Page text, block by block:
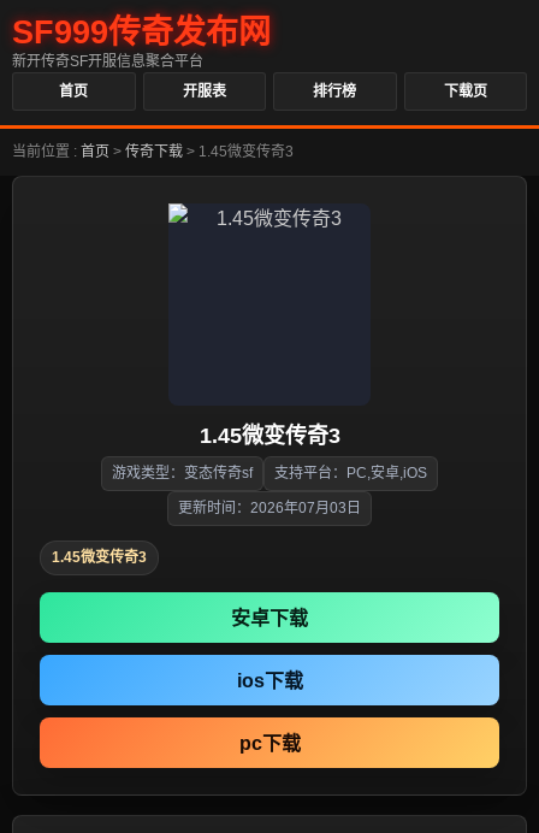
SF999传奇发布网
新开传奇SF开服信息聚合平台
首页
开服表 排行榜 下载页
当前位置 : 首页 > 传奇下载 > 1.45微变传奇3
1.45微变传奇3
游戏类型：变态传奇sf 支持平台：PC,安卓,iOS
更新时间：2026年07月03日
1.45微变传奇3
安卓下载
ios下载
pc下载